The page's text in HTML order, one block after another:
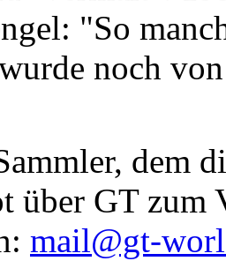
"So
noch
dem
über GT zum
mail@gt-